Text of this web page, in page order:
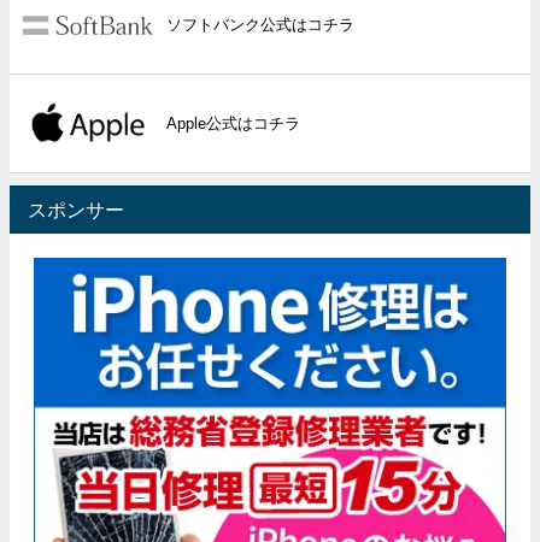
ソフトバンク公式はコチラ
Apple公式はコチラ
スポンサー